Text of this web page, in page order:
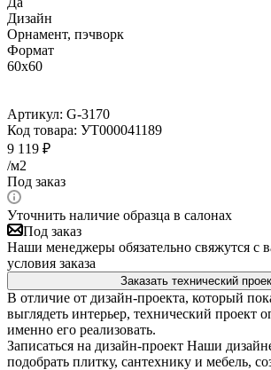
Дизайн
Орнамент, пэчворк
Формат
60x60
Артикул: G-3170
Код товара: УТ000041189
9 119 ₽
/м2
Под заказ
Уточнить наличие образца в салонах
Под заказ
Наши менеджеры обязательно свяжутся с
условия заказа
Заказать технический
В отличие от дизайн-проекта, который
выглядеть интерьер, технический проект
именно его реализовать.
Записаться на дизайн-проект Наши
подобрать плитку, сантехнику и мебель,